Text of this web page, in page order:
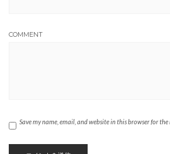
COMMENT
Save my name, email, and website in this browser for